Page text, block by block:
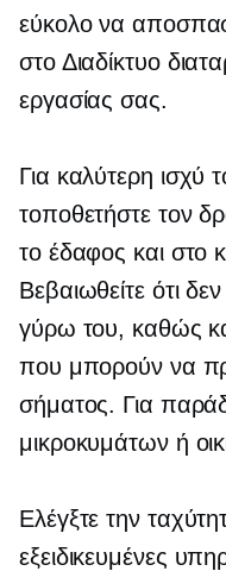
εύκολο να
στο Διαδίκτυο
εργασίας σας.
Για καλύτερη ισχύ
τοποθετήστε τον
το έδαφος και στο
Βεβαιωθείτε ότι
γύρω του, καθώς
που μπορούν να
σήματος. Για
μικροκυμάτων ή
Ελέγξτε την
εξειδικευμένες